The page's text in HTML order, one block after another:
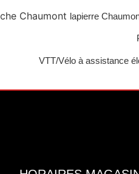
Chaumont lapierre
VTT/Vélo à assistance